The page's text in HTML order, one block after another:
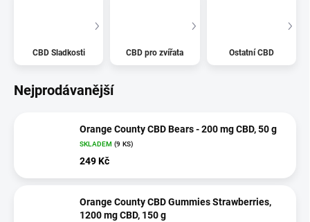
CBD Sladkosti CBD pro zvířata Ostatní CBD
Nejprodávanější
Orange County CBD Bears - 200 mg CBD, 50 g
SKLADEM (9 KS)
249 Kč
Orange County CBD Gummies Strawberries,
1200 mg CBD, 150 g